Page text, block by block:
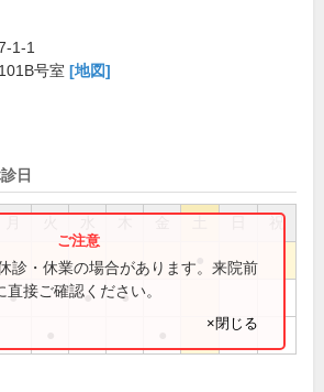
1-1
号室 [地図]
日
祝
● ● ●
診・休業の場合があります。来院前
接ご確認ください。
×閉じる